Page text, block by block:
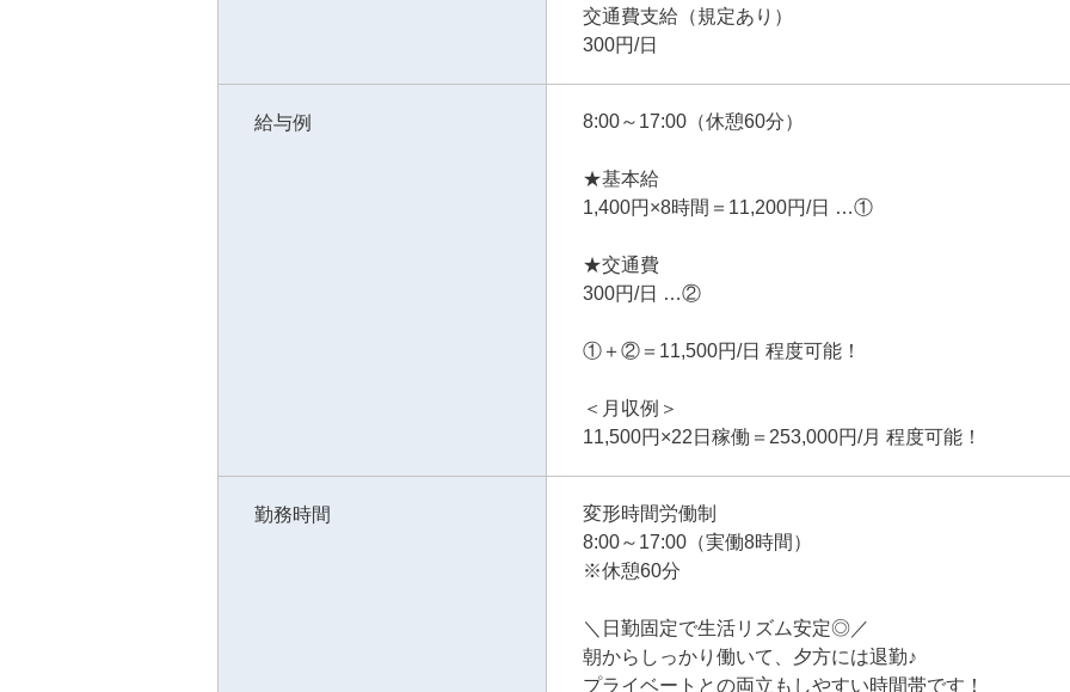
交通費支給（規定あり）
300円/日
給与例 8:00～17:00（休憩60分）
★基本給
1,400円×8時間＝11,200円/日 …①
★交通費
300円/日 …②
①＋②＝11,500円/日 程度可能！
＜月収例＞
11,500円×22日稼働＝253,000円/月 程度可能！
勤務時間
変形時間労働制
8:00～17:00（実働8時間）
※休憩60分
＼日勤固定で生活リズム安定◎／
朝からしっかり働いて、夕方には退勤♪
プライベートとの両立もしやすい時間帯です！